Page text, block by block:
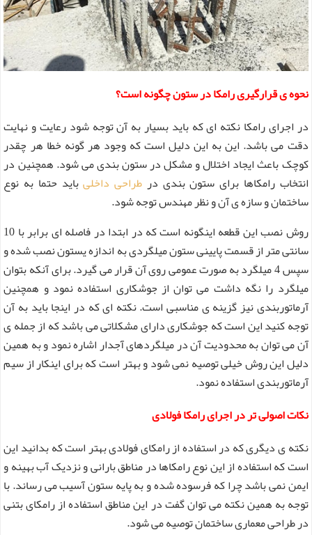
نحوه ی قرارگیری رامکا در ستون چگونه است؟
در اجرای رامکا نکته ای که باید بسیار به آن توجه شود رعایت و نهایت
دقت می باشد. این به این دلیل است که وجود هر گونه خطا هر چقدر
کوچک باعث ایجاد اختلال و مشکل در ستون بندی می شود. همچنین در
انتخاب رامکاها برای ستون بندی در طراحی داخلیباید حتما به نوع
ساختمان و سازه ی آن و نظر مهندس توجه شود.
روش نصب این قطعه اینگونه است که در ابتدا در فاصله ای برابر با 10
سانتی متر از قسمت پایینی ستون میلگردی به اندازه یستون نصب شده و
سپس 4 میلگرد به صورت عمومی روی آن قرار می گیرد. برای آنکه بتوان
میلگرد را نگه داشت می توان از جوشکاری استفاده نمود و همچنین
آرماتوربندی نیز گزینه ی مناسبی است. نکته ای که در اینجا باید به آن
توجه کنید این است که جوشکاری دارای مشکلاتی می باشد که از جمله ی
آن می توان به محدودیت آن در میلگردهای آجدار اشاره نمود و به همین
دلیل این روش خیلی توصیه نمی شود و بهتر است که برای اینکار از سیم
آرماتوربندی استفاده نمود.
نکات اصولی تر در اجرای رامکا فولادی
نکته ی دیگری که در استفاده از رامکای فولادی بهتر است که بدانید این
است که استفاده از این نوع رامکاها در مناطق بارانی و نزدیک آب بهینه و
ایمن نمی باشد چرا که فرسوده شده و به پایه ستون آسیب می رساند. با
توجه به همین نکته می توان گفت در این مناطق استفاده از رامکای بتنی
در طراحی معماری ساختمان توصیه می شود.